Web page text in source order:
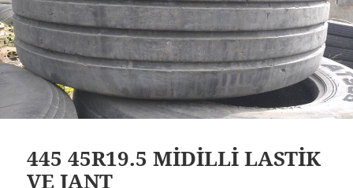
445 45R19.5 MİDİLLİ LASTİK
VE JANT